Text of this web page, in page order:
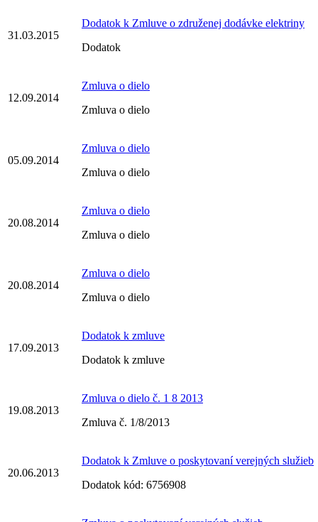
31.03.2015
Dodatok k Zmluve o združenej dodávke elektriny
Dodatok
12.09.2014
Zmluva o dielo
Zmluva o dielo
05.09.2014
Zmluva o dielo
Zmluva o dielo
20.08.2014
Zmluva o dielo
Zmluva o dielo
20.08.2014
Zmluva o dielo
Zmluva o dielo
17.09.2013
Dodatok k zmluve
Dodatok k zmluve
19.08.2013
Zmluva o dielo č. 1 8 2013
Zmluva č. 1/8/2013
20.06.2013
Dodatok k Zmluve o poskytovaní verejných služieb
Dodatok kód: 6756908